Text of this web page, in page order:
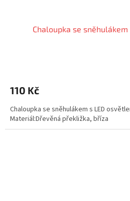
Chaloupka se
110 Kč
Chaloupka se sněhulákem s LED
Materiál:Dřevěná překližka, bříza